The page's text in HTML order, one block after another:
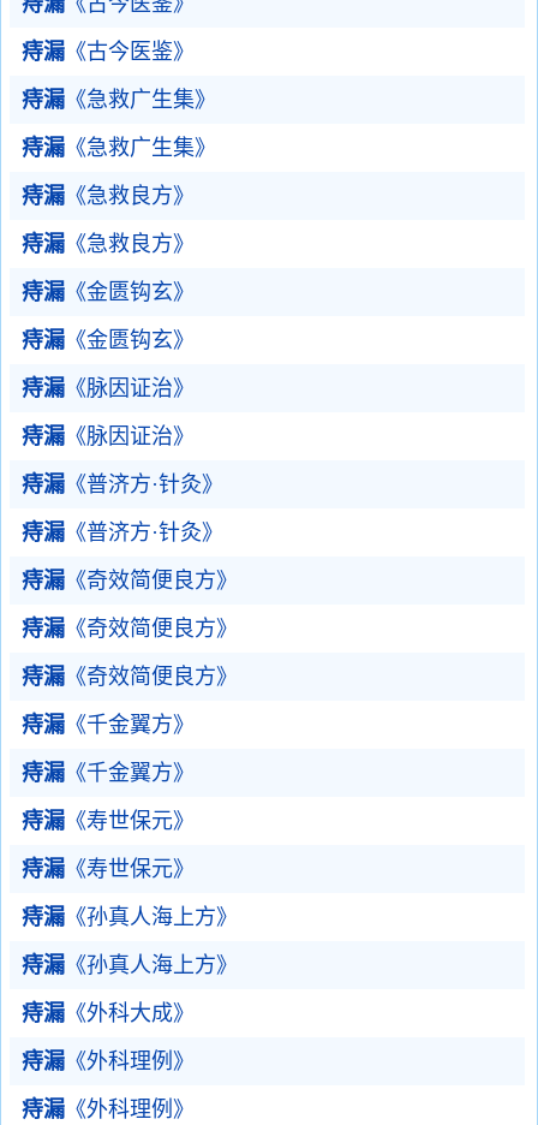
痔漏 《古今医鉴》
痔漏 《急救广生集》
痔漏 《急救广生集》
痔漏 《急救良方》
痔漏 《急救良方》
痔漏 《金匮钩玄》
痔漏 《金匮钩玄》
痔漏 《脉因证治》
痔漏 《脉因证治》
痔漏 《普济方·针灸》
痔漏 《普济方·针灸》
痔漏 《奇效简便良方》
痔漏 《奇效简便良方》
痔漏 《奇效简便良方》
痔漏 《千金翼方》
痔漏 《千金翼方》
痔漏 《寿世保元》
痔漏 《寿世保元》
痔漏 《孙真人海上方》
痔漏 《孙真人海上方》
痔漏 《外科大成》
痔漏 《外科理例》
痔漏 《外科理例》